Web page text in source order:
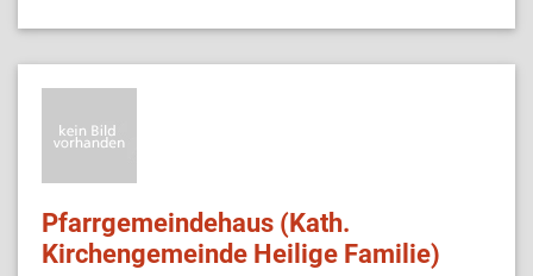
Pfarrgemeindehaus (Kath.
Kirchengemeinde Heilige Familie)